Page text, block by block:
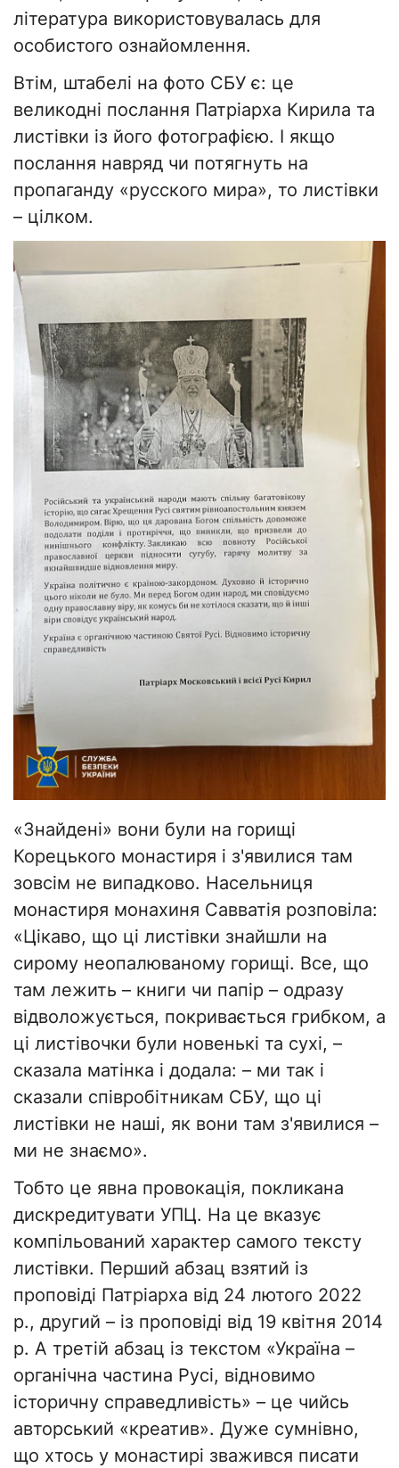
література використовувалась для
особистого ознайомлення.
Втім, штабелі на фото СБУ є: це
великодні послання Патріарха Кирила та
листівки із його фотографією. І якщо
послання навряд чи потягнуть на
пропаганду «русского мира», то листівки
– цілком.
«Знайдені» вони були на горищі
Корецького монастиря і з'явилися там
зовсім не випадково. Насельниця
монастиря монахиня Савватія розповіла:
«Цікаво, що ці листівки знайшли на
сирому неопалюваному горищі. Все, що
там лежить – книги чи папір – одразу
відволожується, покривається грибком, а
ці листівочки були новенькі та сухі, –
сказала матінка і додала: – ми так і
сказали співробітникам СБУ, що ці
листівки не наші, як вони там з'явилися –
ми не знаємо».
Тобто це явна провокація, покликана
дискредитувати УПЦ. На це вказує
компільований характер самого тексту
листівки. Перший абзац взятий із
проповіді Патріарха від 24 лютого 2022
р., другий – із проповіді від 19 квітня 2014
р. А третій абзац із текстом «Україна –
органічна частина Русі, відновимо
історичну справедливість» – це чийсь
авторський «креатив». Дуже сумнівно,
що хтось у монастирі зважився писати